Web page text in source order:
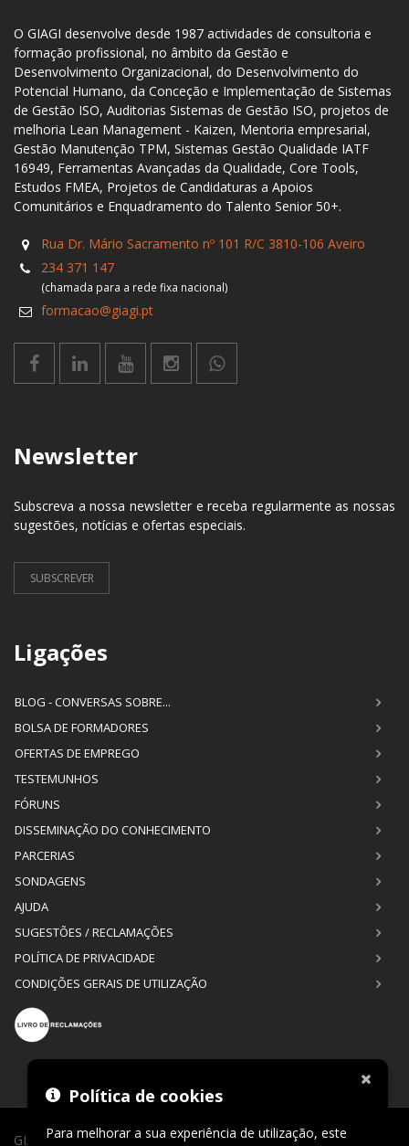
O GIAGI desenvolve desde 1987 actividades de consultoria e
formação profissional, no âmbito da Gestão e
Desenvolvimento Organizacional, do Desenvolvimento do
Potencial Humano, da Conceção e Implementação de Sistemas
de Gestão ISO, Auditorias Sistemas de Gestão ISO, projetos de
melhoria Lean Management - Kaizen, Mentoria empresarial,
Gestão Manutenção TPM, Sistemas Gestão Qualidade IATF
16949, Ferramentas Avançadas da Qualidade, Core Tools,
Estudos FMEA, Projetos de Candidaturas a Apoios
Comunitários e Enquadramento do Talento Senior 50+.
Rua Dr. Mário Sacramento nº 101 R/C 3810-106 Aveiro
234 371 147
(chamada para a rede fixa nacional)
formacao@giagi.pt
Newsletter
Subscreva a nossa newsletter e receba regularmente as nossas
sugestões, notícias e ofertas especiais.
SUBSCREVER
Ligações
BLOG - CONVERSAS SOBRE...
BOLSA DE FORMADORES
OFERTAS DE EMPREGO
TESTEMUNHOS
FÓRUNS
DISSEMINAÇÃO DO CONHECIMENTO
PARCERIAS
SONDAGENS
AJUDA
SUGESTÕES / RECLAMAÇÕES
POLÍTICA DE PRIVACIDADE
CONDIÇÕES GERAIS DE UTILIZAÇÃO
GIAGI © 2026. Todos os direitos reservados. Desenvolvimento
Política de cookies
Para melhorar a sua experiência de utilização, este